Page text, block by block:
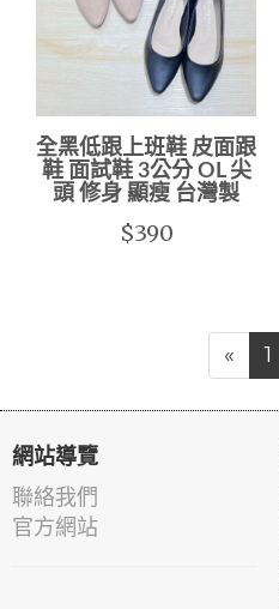
全黑低跟上班鞋 皮面跟
鞋 面試鞋 3公分 OL 尖
頭 修身 顯瘦 台灣製
$390
« 1
網站導覽
聯絡我們
官方網站